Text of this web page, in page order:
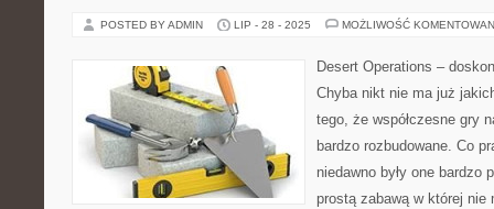
POSTED BY ADMIN LIP - 28 - 2025 MOŻLIWOŚĆ
Desert Operations –
Chyba nikt nie ma już
tego, że współczesne gry
bardzo rozbudowane. Co
niedawno były one bardzo
prostą zabawą w której